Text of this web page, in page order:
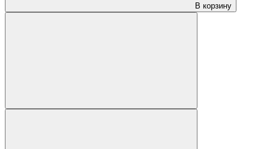
В корзину